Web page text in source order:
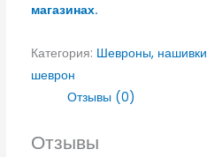
магазинах.
Категория: Шевроны, нашивки
шеврон
Отзывы (0)
Отзывы